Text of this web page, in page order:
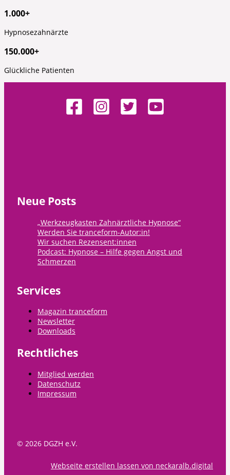
1.000+
Hypnosezahnärzte
150.000+
Glückliche Patienten
Neue Posts
„Werkzeugkasten Zahnärztliche Hypnose“
Werden Sie tranceform-Autor:in!
Wir suchen Rezensent:innen
Podcast: Hypnose – Hilfe gegen Angst und
Schmerzen
Services
Magazin tranceform
Newsletter
Downloads
Rechtliches
Mitglied werden
Datenschutz
Impressum
© 2026 DGZH e.V.
Webseite erstellen lassen von neckaralb.digital